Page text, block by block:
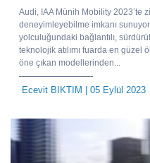
Audi, IAA Münih Mobility 2023’te
deneyimleyebilme imkanı
yolculuğundaki bağlantılı,
teknolojik atılımı fuarda en güzel
öne çıkan modellerinden...
Ecevit BIKTIM | 05 Eylül 2023